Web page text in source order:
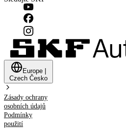
Europe
Czech Česko
Zásady ochrany
osobních údajů
Podmínky
použití